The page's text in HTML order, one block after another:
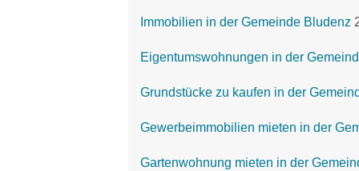
Immobilien in der Gemeinde Bludenz
Eigentumswohnungen in der
Grundstücke zu kaufen in der
Gewerbeimmobilien mieten in der
Gartenwohnung mieten in der